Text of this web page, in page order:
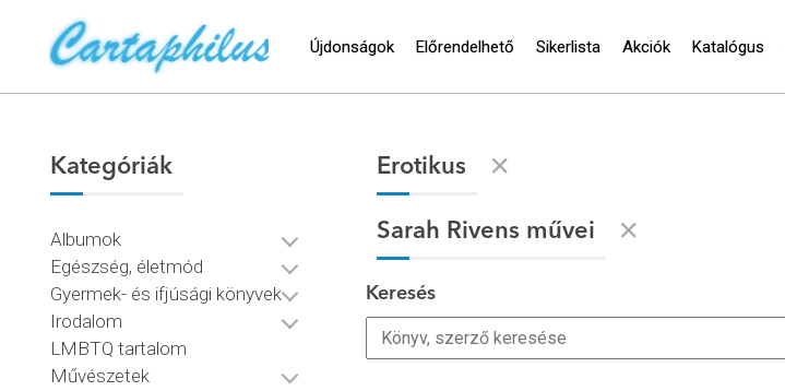
Újdonságok Előrendelhető Sikerlista Akciók Katalógus
Kategóriák
Albumok
Egészség, életmód
Gyermek- és ifjúsági könyvek
Irodalom
LMBTQ tartalom
Művészetek
Erotikus
Sarah Rivens művei
Keresés